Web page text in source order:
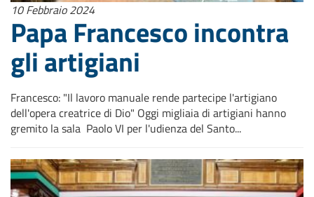
10 Febbraio 2024
Papa Francesco incontra
gli artigiani
Francesco: "Il lavoro manuale rende partecipe l'artigiano
dell'opera creatrice di Dio" Oggi migliaia di artigiani hanno
gremito la sala Paolo VI per l'udienza del Santo...